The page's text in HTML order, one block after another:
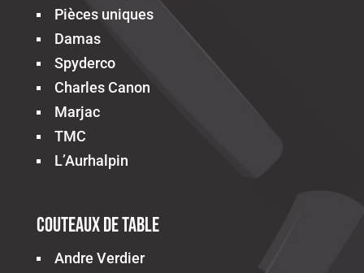
Pièces uniques
Damas
Spyderco
Charles Canon
Marjac
TMC
L’Aurhalpin
Couteaux de table
Andre Verdier